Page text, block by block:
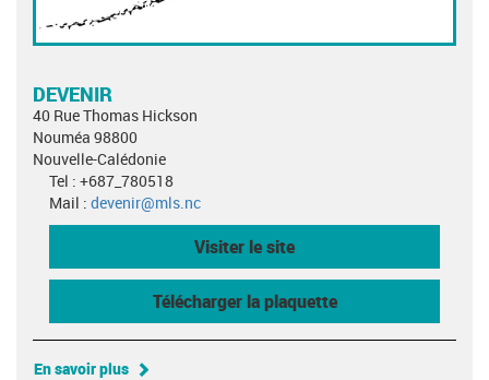
DEVENIR
40 Rue Thomas Hickson
Nouméa 98800
Nouvelle-Calédonie
Tel : +687_780518
Mail : devenir@mls.nc
Visiter le site
Télécharger la plaquette
En savoir plus